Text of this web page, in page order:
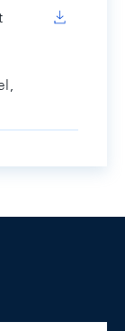
swiss-national-